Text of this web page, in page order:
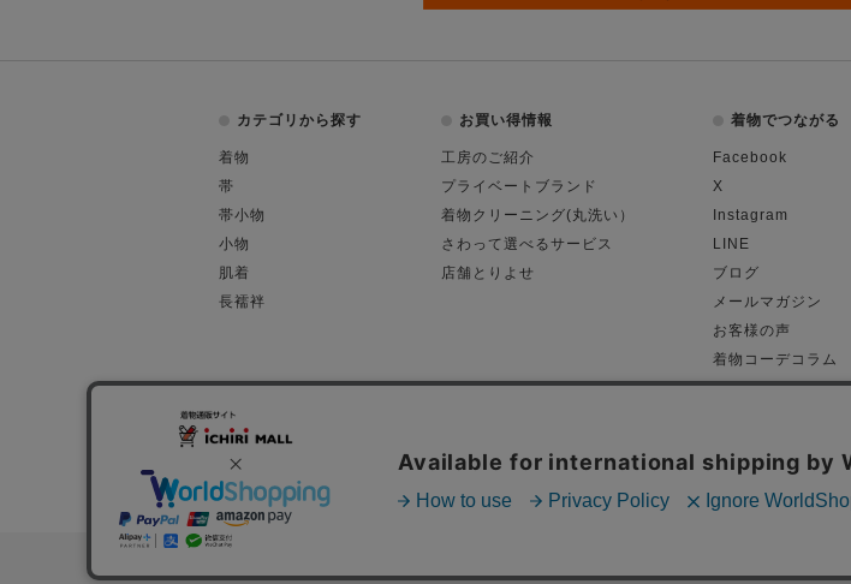
カテゴリから探す
着物
帯
帯小物
小物
肌着
長襦袢
お買い得情報
工房のご紹介
プライベートブランド
着物クリーニング(丸洗い）
さわって選べるサービス
店舗とりよせ
着物でつながる
Facebook
X
Instagram
LINE
ブログ
メールマガジン
お客様の声
着物コーデコラム